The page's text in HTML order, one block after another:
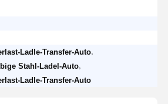
Ladle-Transfer-Auto
Stahl-Ladel-Auto
Ladle-Transfer-Auto